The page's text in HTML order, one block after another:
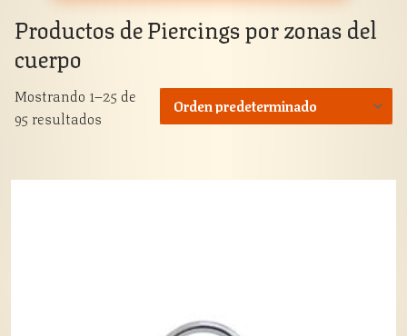
Productos dePiercings por zonas del
cuerpo
Mostrando 1–25 de
95 resultados